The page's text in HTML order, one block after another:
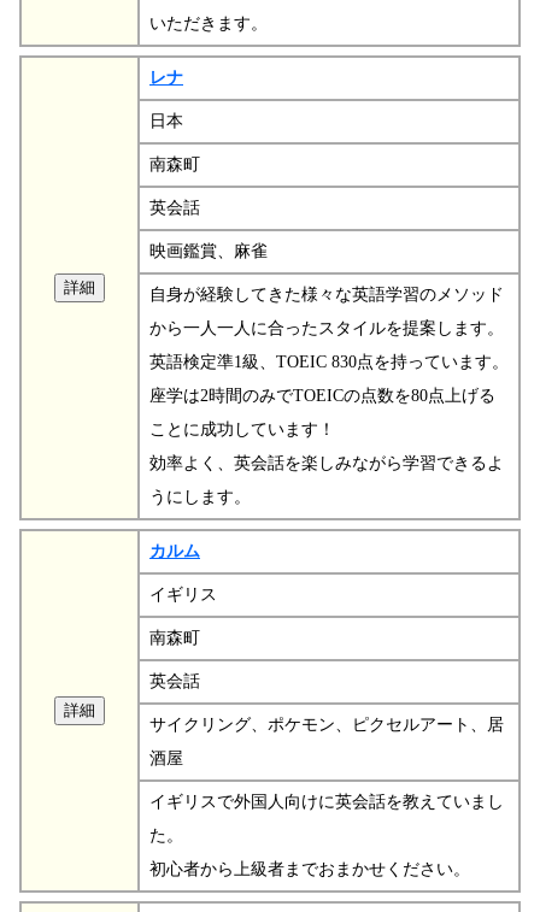
いただきます。
レナ
日本
南森町
英会話
映画鑑賞、麻雀
自身が経験してきた様々な英語学習のメソッド
から一人一人に合ったスタイルを提案します。
英語検定準1級、TOEIC 830点を持っています。
座学は2時間のみでTOEICの点数を80点上げる
ことに成功しています！
効率よく、英会話を楽しみながら学習できるよ
うにします。
カルム
イギリス
南森町
英会話
サイクリング、ポケモン、ピクセルアート、居
酒屋
イギリスで外国人向けに英会話を教えていまし
た。
初心者から上級者までおまかせください。